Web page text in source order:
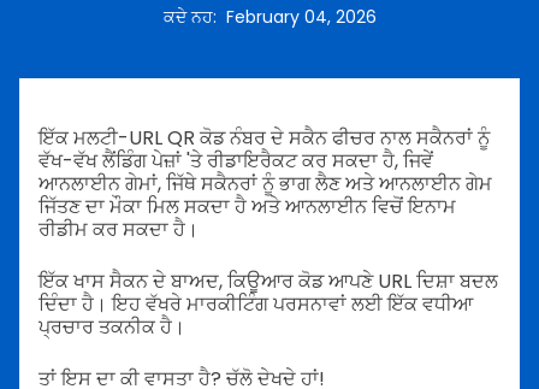
ਕਦੇ ਨਹ: February 04, 2026
ਇੱਕ ਮਲਟੀ-URL QR ਕੋਡ ਨੰਬਰ ਦੇ ਸਕੈਨ ਫੀਚਰ ਨਾਲ ਸਕੈਨਰਾਂ ਨੂੰ
ਵੱਖ-ਵੱਖ ਲੈਂਡਿੰਗ ਪੇਜ਼ਾਂ 'ਤੇ ਰੀਡਾਇਰੈਕਟ ਕਰ ਸਕਦਾ ਹੈ, ਜਿਵੇਂ
ਆਨਲਾਈਨ ਗੇਮਾਂ, ਜਿੱਥੇ ਸਕੈਨਰਾਂ ਨੂੰ ਭਾਗ ਲੈਣ ਅਤੇ ਆਨਲਾਈਨ ਗੇਮ
ਜਿੱਤਣ ਦਾ ਮੌਕਾ ਮਿਲ ਸਕਦਾ ਹੈ ਅਤੇ ਆਨਲਾਈਨ ਵਿਚੋਂ ਇਨਾਮ
ਰੀਡੀਮ ਕਰ ਸਕਦਾ ਹੈ।
ਇੱਕ ਖਾਸ ਸੈਕਨ ਦੇ ਬਾਅਦ, ਕਿਊਆਰ ਕੋਡ ਆਪਣੇ URL ਦਿਸ਼ਾ ਬਦਲ
ਦਿੰਦਾ ਹੈ। ਇਹ ਵੱਖਰੇ ਮਾਰਕੀਟਿੰਗ ਪਰਸਨਾਵਾਂ ਲਈ ਇੱਕ ਵਧੀਆ
ਪ੍ਰਚਾਰ ਤਕਨੀਕ ਹੈ।
ਤਾਂ ਇਸ ਦਾ ਕੀ ਵਾਸਤਾ ਹੈ? ਚੱਲੋ ਦੇਖਦੇ ਹਾਂ!